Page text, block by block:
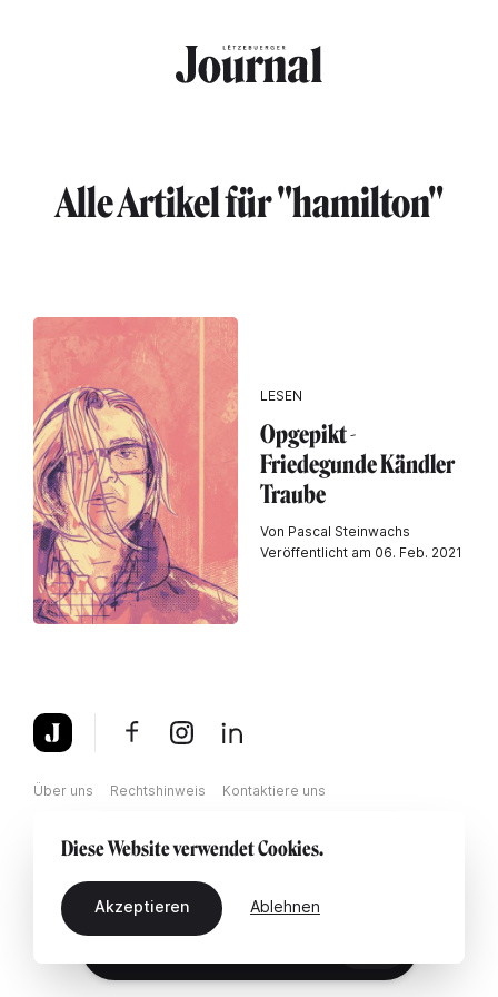
Alle Artikel für "hamilton"
LESEN
Opgepikt -
Friedegunde Kändler
Traube
Von Pascal Steinwachs
Veröffentlicht am 06. Feb. 2021
Über uns Rechtshinweis Kontaktiere uns
Diese Website verwendet Cookies.
Akzeptieren Ablehnen